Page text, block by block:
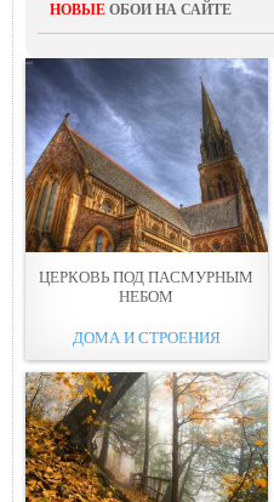
НОВЫЕ ОБОИ НА САЙТЕ
ЦЕРКОВЬ ПОД ПAСМУРНЫМ
НЕБОМ
ДОМА И СТРОЕНИЯ